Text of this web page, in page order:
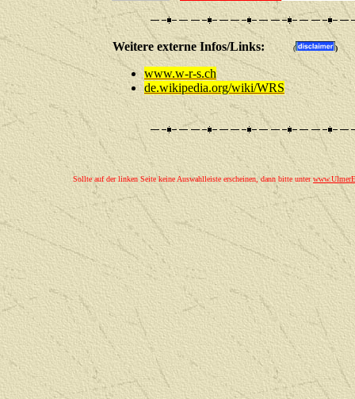
Weitere externe Infos/Links: ( )
www.w-r-s.ch
de.wikipedia.org/wiki/WRS
Sollte auf der linken Seite keine Auswahlleiste erscheinen, dann bitte unter